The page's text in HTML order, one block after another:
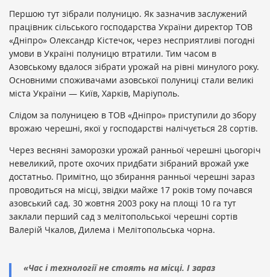
Першою тут зібрали полуницю. Як зазначив заслужений
працівник сільського господарства України директор ТОВ
«Дніпро» Олександр Кістечок, через несприятливі погодні
умови в Україні полуницю втратили. Тим часом в
Азовському вдалося зібрати урожай на рівні минулого року.
Основними споживачами азовської полуниці стали великі
міста України — Київ, Харків, Маріуполь.
Слідом за полуницею в ТОВ «Дніпро» приступили до збору
врожаю черешні, якої у господарстві налічується 28 сортів.
Через весняні заморозки урожай ранньої черешні цьогоріч
невеликий, проте охочих придбати зібраний врожай уже
достатньо. Примітно, що збирання ранньої черешні зараз
проводиться на місці, звідки майже 17 років тому почався
азовський сад. 30 жовтня 2003 року на площі 10 га тут
заклали перший сад з мелітопольської черешні сортів
Валерій Чкалов, Дилема і Мелітопольська чорна.
«Час і технології не стоять на місці. І зараз